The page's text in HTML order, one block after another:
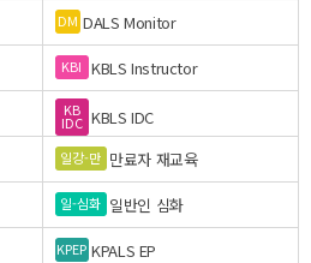
DM DALS Monitor
KBI KBLS Instructor
KB
IDC KBLS IDC
일강-만 만료자 재교육
일-심화 일반인 심화
KPEP KPALS EP